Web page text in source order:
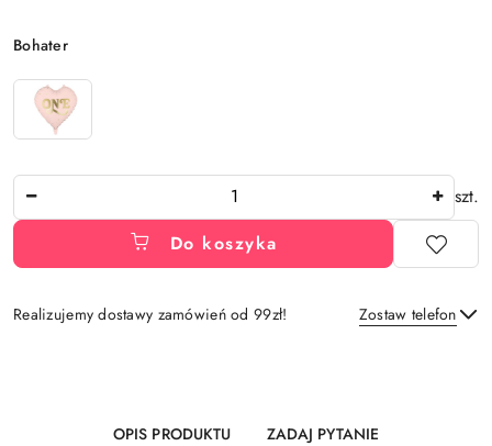
Wariant
Bohater
szt.
Do koszyka
Realizujemy dostawy zamówień od 99zł! Zostaw telefon
OPIS PRODUKTU ZADAJ PYTANIE